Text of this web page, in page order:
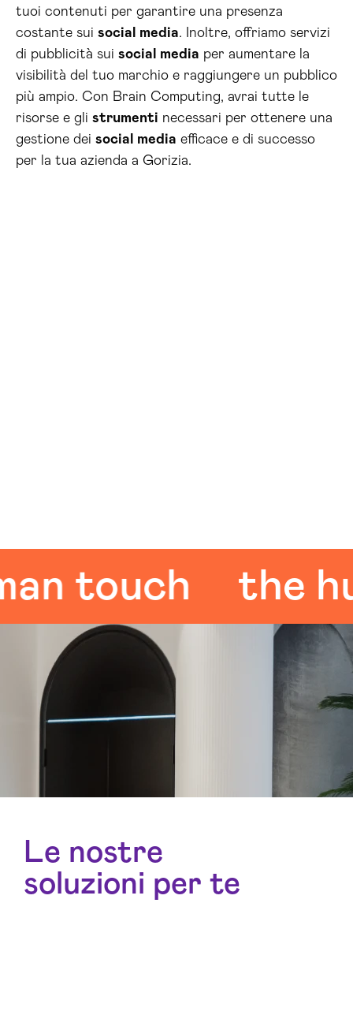
tuoi contenuti per garantire una presenza
costante sui social media. Inoltre, offriamo servizi
di pubblicità sui social media per aumentare la
visibilità del tuo marchio e raggiungere un pubblico
più ampio. Con Brain Computing, avrai tutte le
risorse e gli strumenti necessari per ottenere una
gestione dei social media efficace e di successo
per la tua azienda a Gorizia.
the
Le nostre
soluzioni per te